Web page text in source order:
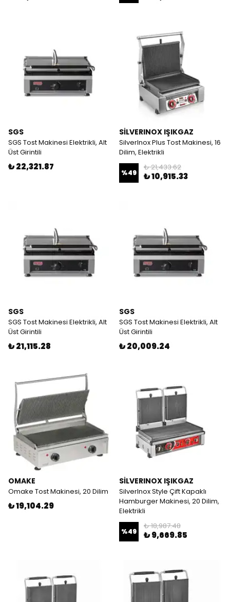
SGS
SGS Tost Makinesi Elektrikli, Alt
Üst Girintili
₺ 22,321.87
SİLVERINOX IŞIKGAZ
SilverInox Plus Tost Makinesi, 16
Dilim, Elektrikli
%49
₺ 21,433.62
₺ 10,915.33
SGS
SGS Tost Makinesi Elektrikli, Alt
Üst Girintili
₺ 21,115.28
SGS
SGS Tost Makinesi Elektrikli, Alt
Üst Girintili
₺ 20,009.24
OMAKE
Omake Tost Makinesi, 20 Dilim
₺ 19,104.29
SİLVERINOX IŞIKGAZ
SilverInox Style Çift Kapaklı
Hamburger Makinesi, 20 Dilim,
Elektrikli
%49
₺ 18,987.48
₺ 9,669.85